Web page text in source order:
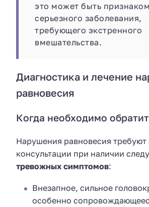
это может быть признаком
серьезного заболевания,
требующего экстренного
вмешательства.
Диагностика и лечение
равновесия
Когда необходимо
Нарушения равновесия
консультации при наличии
тревожных симптомов:
Внезапное, сильное
особенно